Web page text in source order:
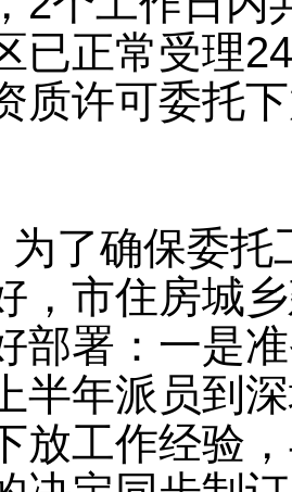
已正常受理
质许可委托
了确保委托
，市住房城
部署：一是
半年派员到
放工作经验